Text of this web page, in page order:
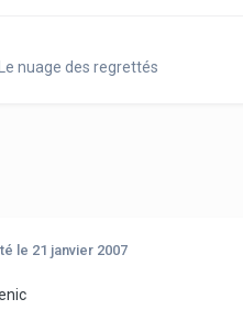
Le nuage des regrettés
le 21 janvier 2007